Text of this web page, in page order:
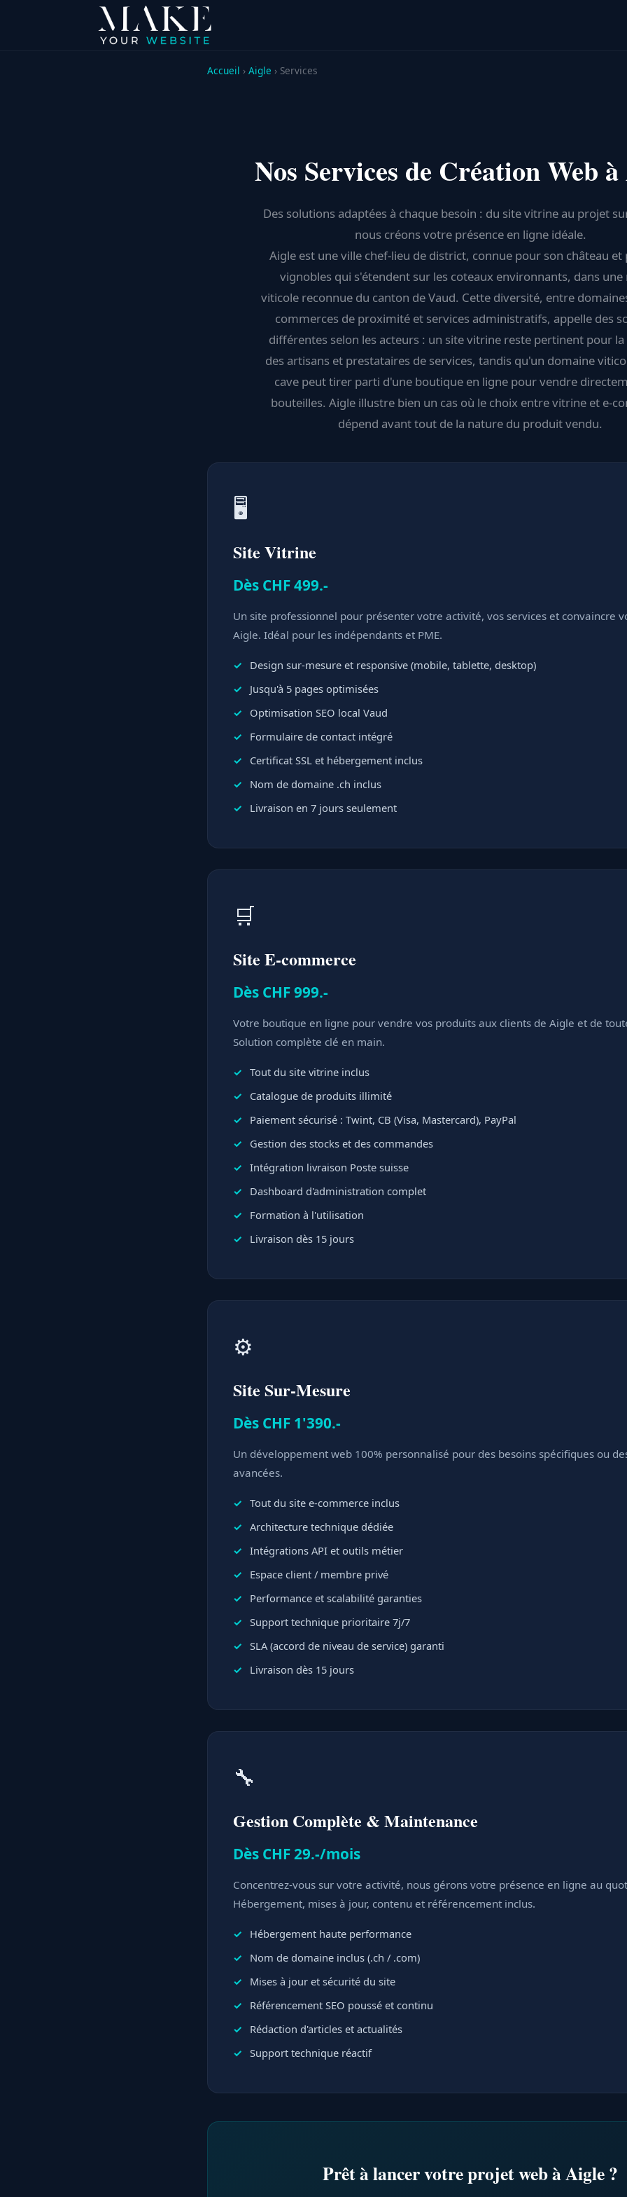
Accueil › Aigle › Services
Nos Services de Création Web
Des solutions adaptées à chaque besoin : du site vitrine au projet
nous créons votre présence en ligne idéale.
Aigle est une ville chef-lieu de district, connue pour son château et
vignobles qui s'étendent sur les coteaux environnants, dans une
viticole reconnue du canton de Vaud. Cette diversité, entre
commerces de proximité et services administratifs, appelle des
différentes selon les acteurs : un site vitrine reste pertinent pour
des artisans et prestataires de services, tandis qu'un domaine
cave peut tirer parti d'une boutique en ligne pour vendre
bouteilles. Aigle illustre bien un cas où le choix entre vitrine et e-
dépend avant tout de la nature du produit vendu.
🖥️
Site Vitrine
Dès CHF 499.-
Un site professionnel pour présenter votre activité, vos services et convaincre
Aigle. Idéal pour les indépendants et PME.
Design sur-mesure et responsive (mobile, tablette, desktop)
Jusqu'à 5 pages optimisées
Optimisation SEO local Vaud
Formulaire de contact intégré
Certificat SSL et hébergement inclus
Nom de domaine .ch inclus
Livraison en 7 jours seulement
🛒
Site E-commerce
Dès CHF 999.-
Votre boutique en ligne pour vendre vos produits aux clients de Aigle et de
Solution complète clé en main.
Tout du site vitrine inclus
Catalogue de produits illimité
Paiement sécurisé : Twint, CB (Visa, Mastercard), PayPal
Gestion des stocks et des commandes
Intégration livraison Poste suisse
Dashboard d'administration complet
Formation à l'utilisation
Livraison dès 15 jours
⚙️
Site Sur-Mesure
Dès CHF 1'390.-
Un développement web 100% personnalisé pour des besoins spécifiques ou
avancées.
Tout du site e-commerce inclus
Architecture technique dédiée
Intégrations API et outils métier
Espace client / membre privé
Performance et scalabilité garanties
Support technique prioritaire 7j/7
SLA (accord de niveau de service) garanti
Livraison dès 15 jours
🔧
Gestion Complète & Maintenance
Dès CHF 29.-/mois
Concentrez-vous sur votre activité, nous gérons votre présence en ligne au
Hébergement, mises à jour, contenu et référencement inclus.
Hébergement haute performance
Nom de domaine inclus (.ch / .com)
Mises à jour et sécurité du site
Référencement SEO poussé et continu
Rédaction d'articles et actualités
Support technique réactif
Prêt à lancer votre projet web à Aigle ?